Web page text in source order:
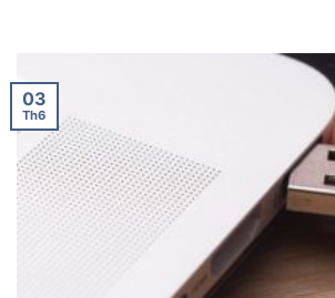
03
Th6